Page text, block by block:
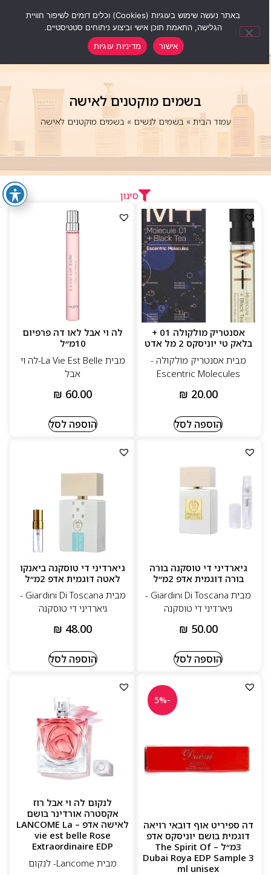
בשמים מוקטנים לאישה
עמוד הבית» בשמים לנשים» בשמים מוקטנים לאישה
סינון
אסנטריק מולקולה 01 +
בלאק טי יוניסקס 2 מל אדט
מבית אסנטריק מולקולה -
Escentric Molecules
₪ 20.00
הוספה לסל
לה וי אבל לאו דה פרפיום
10מ״ל
מבית La Vie Est Belle-לה וי
אבל
₪ 60.00
הוספה לסל
גיארדיני די טוסקנה בורה
בורה דוגמית אדפ 2מ״ל
מבית Giardini Di Toscana -
גיארדיני די טוסקנה
₪ 50.00
הוספה לסל
גיארדיני די טוסקנה ביאנקו
לאטה דוגמית אדפ 2מ״ל
מבית Giardini Di Toscana -
גיארדיני די טוסקנה
₪ 48.00
הוספה לסל
-5%
דה ספיריט אוף דובאי רויאה
דוגמית בושם יוניסקס אדפ
3מ״ל – The Spirit Of
Dubai Roya EDP Sample 3
ml unisex
לנקום לה וי אבל רוז
אקסטרה אורדינר בושם
לאישה אדפ – LANCOME La
vie est belle Rose
Extraordinaire EDP
מבית Lancome- לנקום
באתר נעשה שימוש בעוגיות (Cookies) וכלים דומים לשיפור חוויית
הגלישה, התאמת תוכן אישי וביצוע ניתוחים סטטיסטיים.
אישור
מדיניות עוגיות